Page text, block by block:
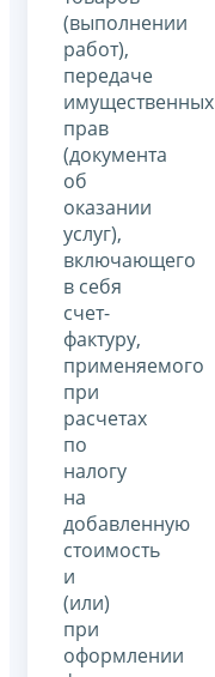
(выполнении
работ),
передаче
имущественных
прав
(документа
об
оказании
услуг),
включающего
в себя
счет-
фактуру,
применяемого
при
расчетах
по
налогу
на
добавленную
стоимость
и
(или)
при
оформлении